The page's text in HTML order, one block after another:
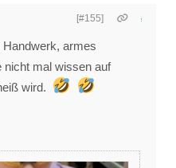
[#155]
armes
nicht mal wissen auf
wird.